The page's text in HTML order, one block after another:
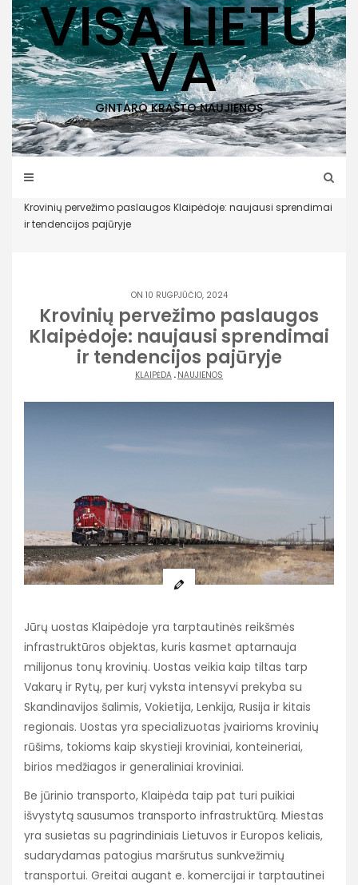
VISA LIETU
VA
GINTARO KRAŠTO NAUJIENOS
Krovinių pervežimo paslaugos Klaipėdoje: naujausi sprendimai
ir tendencijos pajūryje
ON 10 RUGPJŪČIO, 2024
Krovinių pervežimo paslaugos
Klaipėdoje: naujausi sprendimai
ir tendencijos pajūryje
KLAIPĖDA . NAUJIENOS
Jūrų uostas Klaipėdoje yra tarptautinės reikšmės
infrastruktūros objektas, kuris kasmet aptarnauja
milijonus tonų krovinių. Uostas veikia kaip tiltas tarp
Vakarų ir Rytų, per kurį vyksta intensyvi prekyba su
Skandinavijos šalimis, Vokietija, Lenkija, Rusija ir kitais
regionais. Uostas yra specializuotas įvairioms krovinių
rūšims, tokioms kaip skystieji kroviniai, konteineriai,
birios medžiagos ir generaliniai kroviniai.
Be jūrinio transporto, Klaipėda taip pat turi puikiai
išvystytą sausumos transporto infrastruktūrą. Miestas
yra susietas su pagrindiniais Lietuvos ir Europos keliais,
sudarydamas patogius maršrutus sunkvežimių
transportui. Greitai augant e. komercijai ir tarptautinei